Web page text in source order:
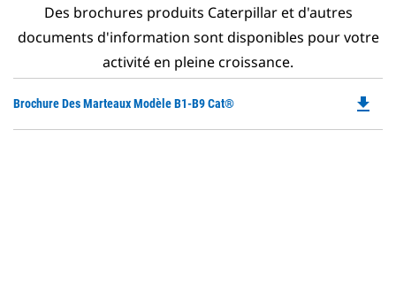
Des brochures produits Caterpillar et d'autres
documents d'information sont disponibles pour votre
activité en pleine croissance.
Brochure Des Marteaux Modèle B1-B9 Cat® file_download